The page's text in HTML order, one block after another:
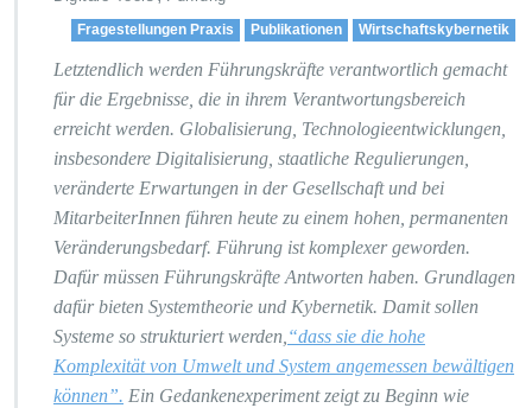
Fragestellungen Praxis Publikationen Wirtschaftskybernetik
Letztendlich werden Führungskräfte verantwortlich gemacht
für die Ergebnisse, die in ihrem Verantwortungsbereich
erreicht werden. Globalisierung, Technologieentwicklungen,
insbesondere Digitalisierung, staatliche Regulierungen,
veränderte Erwartungen in der Gesellschaft und bei
MitarbeiterInnen führen heute zu einem hohen, permanenten
Veränderungsbedarf. Führung ist komplexer geworden.
Dafür müssen Führungskräfte Antworten haben. Grundlagen
dafür bieten Systemtheorie und Kybernetik. Damit sollen
Systeme so strukturiert werden, “dass sie die hohe
Komplexität von Umwelt und System angemessen bewältigen
können”. Ein Gedankenexperiment zeigt zu Beginn wie